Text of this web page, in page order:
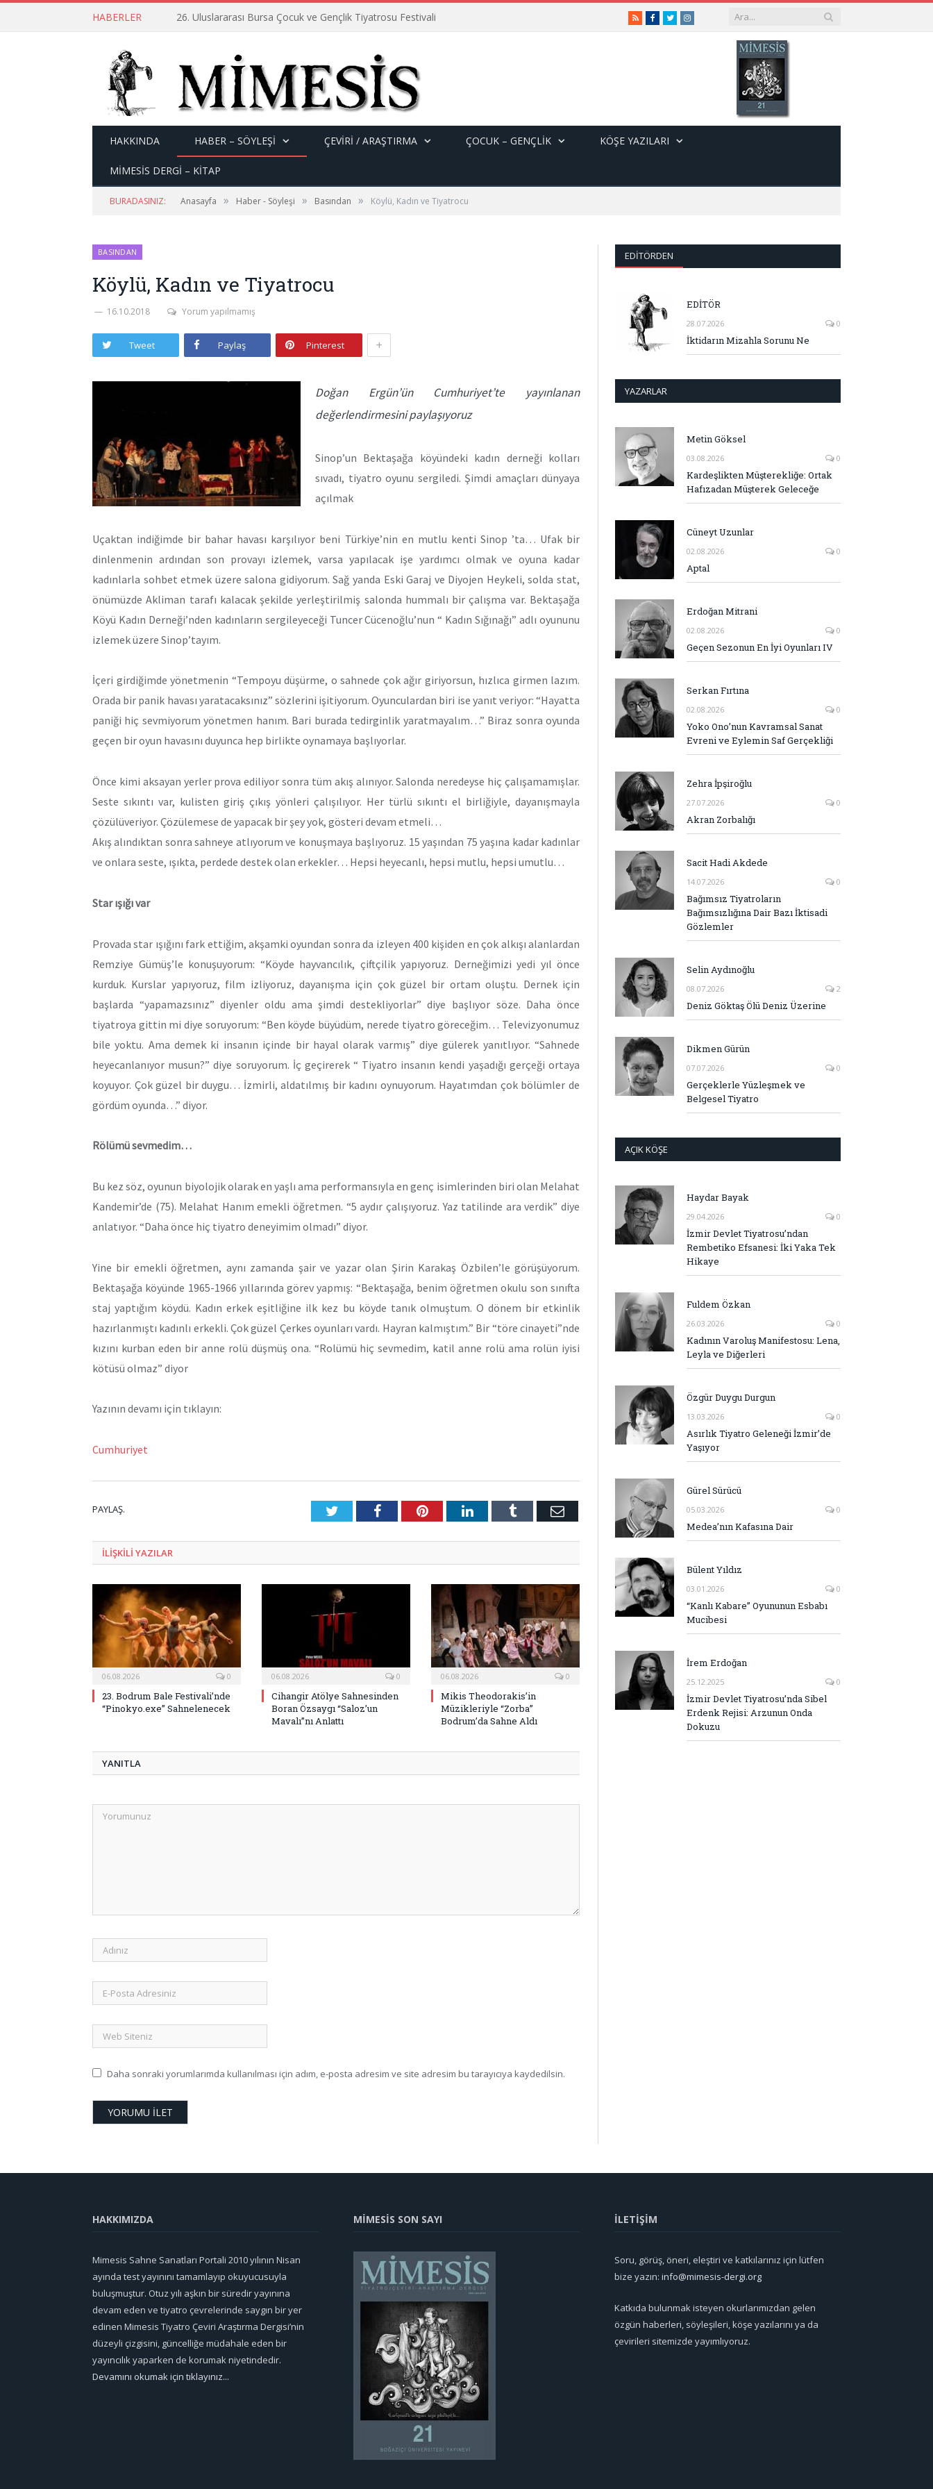
HABERLER 26. Uluslararası Bursa Çocuk ve Gençlik Tiyatrosu Festivali RSSFacebook
TwitterInstagram
HAKKINDA HABER – SÖYLEŞI ÇEVİRİ / ARAŞTIRMA ÇOCUK – GENÇLIK KÖŞE YAZILARI
MİMESİS DERGİ – KİTAP
BURADASINIZ: Anasayfa » Haber - Söyleşi » Basından » Köylü, Kadın ve Tiyatrocu
BASINDAN
Köylü, Kadın ve Tiyatrocu
16.10.2018 Yorum yapılmamış
Tweet Paylaş Pinterest +
Doğan Ergün’ün Cumhuriyet’te yayınlanan
değerlendirmesini paylaşıyoruz
Sinop’un Bektaşağa köyündeki kadın derneği kolları
sıvadı, tiyatro oyunu sergiledi. Şimdi amaçları dünyaya
açılmak
Uçaktan indiğimde bir bahar havası karşılıyor beni Türkiye’nin en mutlu kenti Sinop ’ta… Ufak bir
dinlenmenin ardından son provayı izlemek, varsa yapılacak işe yardımcı olmak ve oyuna kadar
kadınlarla sohbet etmek üzere salona gidiyorum. Sağ yanda Eski Garaj ve Diyojen Heykeli, solda stat,
önümüzde Akliman tarafı kalacak şekilde yerleştirilmiş salonda hummalı bir çalışma var. Bektaşağa
Köyü Kadın Derneği’nden kadınların sergileyeceği Tuncer Cücenoğlu’nun “ Kadın Sığınağı” adlı oyununu
izlemek üzere Sinop’tayım.
İçeri girdiğimde yönetmenin “Tempoyu düşürme, o sahnede çok ağır giriyorsun, hızlıca girmen lazım.
Orada bir panik havası yaratacaksınız” sözlerini işitiyorum. Oyunculardan biri ise yanıt veriyor: “Hayatta
paniği hiç sevmiyorum yönetmen hanım. Bari burada tedirginlik yaratmayalım…” Biraz sonra oyunda
geçen bir oyun havasını duyunca hep birlikte oynamaya başlıyorlar.
Önce kimi aksayan yerler prova ediliyor sonra tüm akış alınıyor. Salonda neredeyse hiç çalışamamışlar.
Seste sıkıntı var, kulisten giriş çıkış yönleri çalışılıyor. Her türlü sıkıntı el birliğiyle, dayanışmayla
çözülüveriyor. Çözülemese de yapacak bir şey yok, gösteri devam etmeli…
Akış alındıktan sonra sahneye atlıyorum ve konuşmaya başlıyoruz. 15 yaşından 75 yaşına kadar kadınlar
ve onlara seste, ışıkta, perdede destek olan erkekler… Hepsi heyecanlı, hepsi mutlu, hepsi umutlu…
Star ışığı var
Provada star ışığını fark ettiğim, akşamki oyundan sonra da izleyen 400 kişiden en çok alkışı alanlardan
Remziye Gümüş’le konuşuyorum: “Köyde hayvancılık, çiftçilik yapıyoruz. Derneğimizi yedi yıl önce
kurduk. Kurslar yapıyoruz, film izliyoruz, dayanışma için çok güzel bir ortam oluştu. Dernek için
başlarda “yapamazsınız” diyenler oldu ama şimdi destekliyorlar” diye başlıyor söze. Daha önce
tiyatroya gittin mi diye soruyorum: “Ben köyde büyüdüm, nerede tiyatro göreceğim… Televizyonumuz
bile yoktu. Ama demek ki insanın içinde bir hayal olarak varmış” diye gülerek yanıtlıyor. “Sahnede
heyecanlanıyor musun?” diye soruyorum. İç geçirerek “ Tiyatro insanın kendi yaşadığı gerçeği ortaya
koyuyor. Çok güzel bir duygu… İzmirli, aldatılmış bir kadını oynuyorum. Hayatımdan çok bölümler de
gördüm oyunda…” diyor.
Rölümü sevmedim…
Bu kez söz, oyunun biyolojik olarak en yaşlı ama performansıyla en genç isimlerinden biri olan Melahat
Kandemir’de (75). Melahat Hanım emekli öğretmen. “5 aydır çalışıyoruz. Yaz tatilinde ara verdik” diye
anlatıyor. “Daha önce hiç tiyatro deneyimim olmadı” diyor.
Yine bir emekli öğretmen, aynı zamanda şair ve yazar olan Şirin Karakaş Özbilen’le görüşüyorum.
Bektaşağa köyünde 1965-1966 yıllarında görev yapmış: “Bektaşağa, benim öğretmen okulu son sınıfta
staj yaptığım köydü. Kadın erkek eşitliğine ilk kez bu köyde tanık olmuştum. O dönem bir etkinlik
hazırlanmıştı kadınlı erkekli. Çok güzel Çerkes oyunları vardı. Hayran kalmıştım.” Bir “töre cinayeti”nde
kızını kurban eden bir anne rolü düşmüş ona. “Rolümü hiç sevmedim, katil anne rolü ama rolün iyisi
kötüsü olmaz” diyor
Yazının devamı için tıklayın:
Cumhuriyet
PAYLAŞ. TwitterFacebookPinterestLinkedInTumblr E-
ILIŞKILI YAZILAR
06.08.2026 0
23. Bodrum Bale Festivali’nde
“Pinokyo.exe” Sahnelenecek
06.08.2026 0
Cihangir Atölye Sahnesinden
Boran Özsaygı “Saloz’un
Mavalı”nı Anlattı
06.08.2026 0
Mikis Theodorakis’in
Müzikleriyle “Zorba”
Bodrum’da Sahne Aldı
YANITLA
Daha sonraki yorumlarımda kullanılması için adım, e-posta adresim ve site adresim bu tarayıcıya kaydedilsin.
EDITÖRDEN
EDİTÖR
28.07.2026 0
İktidarın Mizahla Sorunu Ne
YAZARLAR
Metin Göksel
03.08.2026 0
Kardeşlikten Müşterekliğe: Ortak
Hafızadan Müşterek Geleceğe
Cüneyt Uzunlar
02.08.2026 0
Aptal
Erdoğan Mitrani
02.08.2026 0
Geçen Sezonun En İyi Oyunları IV
Serkan Fırtına
02.08.2026 0
Yoko Ono’nun Kavramsal Sanat
Evreni ve Eylemin Saf Gerçekliği
Zehra İpşiroğlu
27.07.2026 0
Akran Zorbalığı
Sacit Hadi Akdede
14.07.2026 0
Bağımsız Tiyatroların
Bağımsızlığına Dair Bazı İktisadi
Gözlemler
Selin Aydınoğlu
08.07.2026 2
Deniz Göktaş Ölü Deniz Üzerine
Dikmen Gürün
07.07.2026 0
Gerçeklerle Yüzleşmek ve
Belgesel Tiyatro
AÇIK KÖŞE
Haydar Bayak
29.04.2026 0
İzmir Devlet Tiyatrosu’ndan
Rembetiko Efsanesi: İki Yaka Tek
Hikaye
Fuldem Özkan
26.03.2026 0
Kadının Varoluş Manifestosu: Lena,
Leyla ve Diğerleri
Özgür Duygu Durgun
13.03.2026 0
Asırlık Tiyatro Geleneği İzmir’de
Yaşıyor
Gürel Sürücü
05.03.2026 0
Medea’nın Kafasına Dair
Bülent Yıldız
03.01.2026 0
“Kanlı Kabare” Oyununun Esbabı
Mucibesi
İrem Erdoğan
25.12.2025 0
İzmir Devlet Tiyatrosu’nda Sibel
Erdenk Rejisi: Arzunun Onda
Dokuzu
HAKKIMIZDA
Mimesis Sahne Sanatları Portali 2010 yılının Nisan
ayında test yayınını tamamlayıp okuyucusuyla
buluşmuştur. Otuz yılı aşkın bir süredir yayınına
devam eden ve tiyatro çevrelerinde saygın bir yer
edinen Mimesis Tiyatro Çeviri Araştırma Dergisi’nin
düzeyli çizgisini, güncelliğe müdahale eden bir
yayıncılık yaparken de korumak niyetindedir.
Devamını okumak için tıklayınız...
MİMESİS SON SAYI İLETİŞİM
Soru, görüş, öneri, eleştiri ve katkılarınız için lütfen
bize yazın: info@mimesis-dergi.org
Katkıda bulunmak isteyen okurlarımızdan gelen
özgün haberleri, söyleşileri, köşe yazılarını ya da
çevirileri sitemizde yayımlıyoruz.